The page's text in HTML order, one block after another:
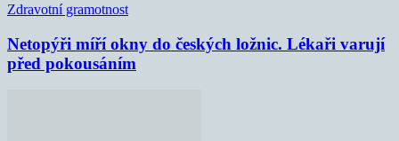
Zdravotní gramotnost
Netopýři míří okny do českých ložnic. Lékaři varují
před pokousáním